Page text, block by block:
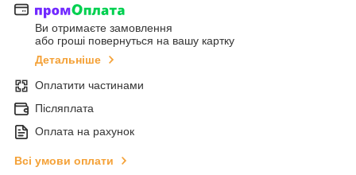
Ви отримаєте замовлення
або гроші повернуться на вашу картку
Детальніше
Оплатити частинами
Післяплата
Оплата на рахунок
Всі умови оплати